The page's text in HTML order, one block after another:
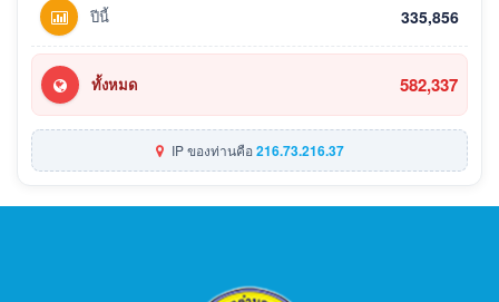
ปีนี้ 335,856
ทั้งหมด 582,337
IP ของท่านคือ216.73.216.37